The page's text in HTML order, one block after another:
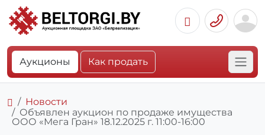
Аукционы Как продать
Новости
Объявлен аукцион по продаже имущества
ООО «Мега Гран» 18.12.2025 г. 11:00-16:00